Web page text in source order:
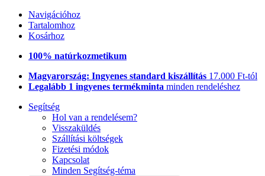
Navigációhoz
Tartalomhoz
Kosárhoz
100% natúrkozmetikum
Magyarország: Ingyenes standard kiszállítás 17.000 Ft-tól
Legalább 1 ingyenes termékminta minden rendeléshez
Segítség
Hol van a rendelésem?
Visszaküldés
Szállítási költségek
Fizetési módok
Kapcsolat
Minden Segítség-téma